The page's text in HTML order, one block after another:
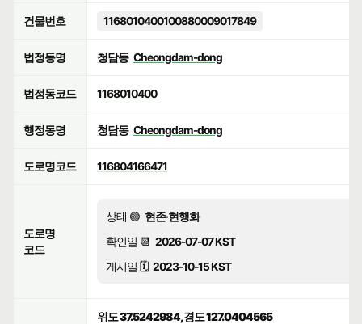
건물번호 1168010400100880009017849
법정동명 청담동 Cheongdam-dong
법정동코드 1168010400
행정동명 청담동 Cheongdam-dong
도로명코드 116804166471
도로명
코드
상태 🟢 현존·현행화
확인일 📆 2026-07-07 KST
게시일 🗓️ 2023-10-15 KST
위도 37.5242984, 경도 127.0404565